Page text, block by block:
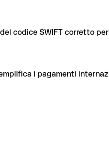
codice SWIFT corretto
i pagamenti